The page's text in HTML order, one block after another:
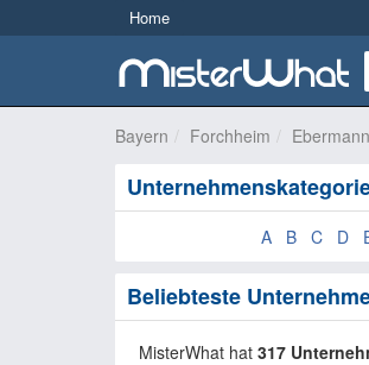
Home
Bayern Forchheim
A B C D
Beliebteste
MisterWhat hat 317